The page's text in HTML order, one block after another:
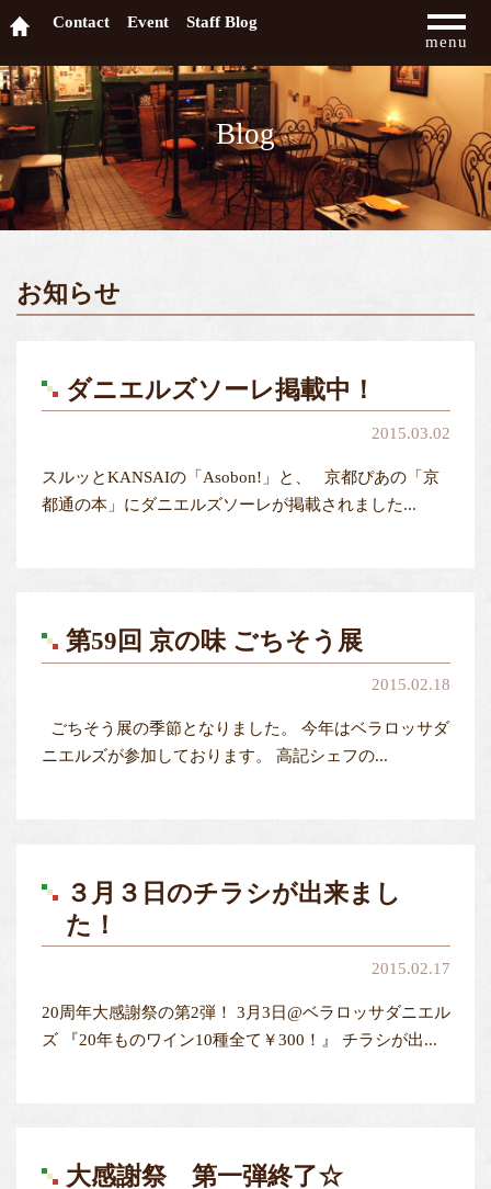
Contact Event
Staff Blog
menu
Blog
お知らせ
ダニエルズソーレ掲載中！
2015.03.02
スルッとKANSAIの「Asobon!」と、 京都ぴあの「京
都通の本」にダニエルズソーレが掲載されました...
第59回 京の味 ごちそう展
2015.02.18
ごちそう展の季節となりました。 今年はベラロッサダ
ニエルズが参加しております。 高記シェフの...
３月３日のチラシが出来まし
た！
2015.02.17
20周年大感謝祭の第2弾！ 3月3日@ベラロッサダニエル
ズ 『20年ものワイン10種全て￥300！』 チラシが出...
大感謝祭 第一弾終了☆